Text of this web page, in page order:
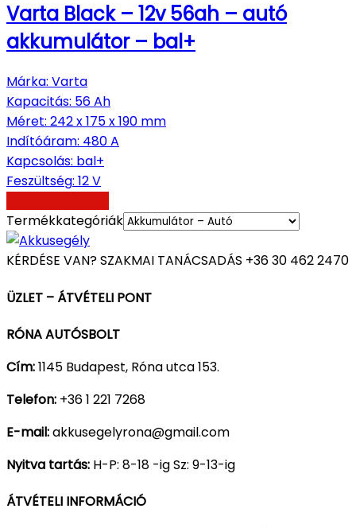
Varta Black – 12v 56ah – autó
akkumulátor – bal+
Márka: Varta
Kapacitás: 56 Ah
Méret: 242 x 175 x 190 mm
Indítóáram: 480 A
Kapcsolás: bal+
Feszültség: 12 V
Termékkategóriák
KÉRDÉSE VAN? SZAKMAI TANÁCSADÁS +36 30 462 2470
ÜZLET – ÁTVÉTELI PONT
RÓNA AUTÓSBOLT
Cím:1145 Budapest, Róna utca 153.
Telefon: +36 1 221 7268
E-mail:akkusegelyrona@gmail.com
Nyitva tartás: H-P: 8-18 -ig Sz: 9-13-ig
ÁTVÉTELI INFORMÁCIÓ